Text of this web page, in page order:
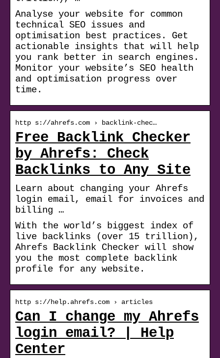
Analyse your website for common
technical SEO issues and
optimisation best practices. Get
actionable insights that will help
you rank better in search engines.
Monitor your website’s SEO health
and optimisation progress over
time.
http s://ahrefs.com › backlink-chec…
Free Backlink Checker
by Ahrefs: Check
Backlinks to Any Site
Learn about changing your Ahrefs
login email, email for invoices and
billing …
With the world’s biggest index of
live backlinks (over 15 trillion),
Ahrefs Backlink Checker will show
you the most complete backlink
profile for any website.
http s://help.ahrefs.com › articles
Can I change my Ahrefs
login email? | Help
Center